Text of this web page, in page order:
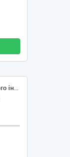
Комплект розробника для задач штучного інтелекту, машинного зору, робототехніки та edge AI, код ДК 021:2015 – 30210000-4 Машини для обробки даних (апаратна частина)